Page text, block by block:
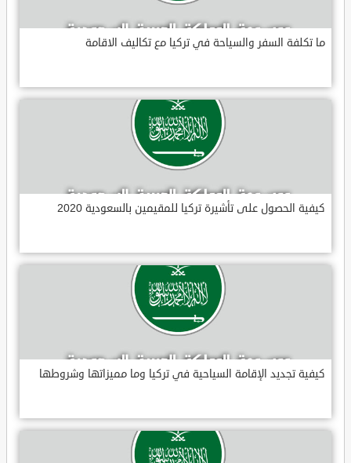
ما تكلفة السفر والسياحة في تركيا مع تكاليف الاقامة
كيفية الحصول على تأشيرة تركيا للمقيمين بالسعودية 2020
كيفية تجديد الإقامة السياحية في تركيا وما مميزاتها وشروطها